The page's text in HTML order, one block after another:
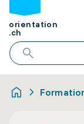
orientation
.ch